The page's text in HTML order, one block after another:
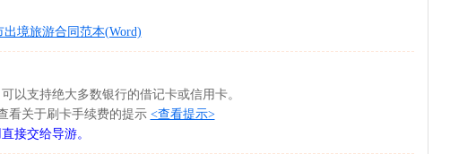
出境旅游合同范本(Word)
以支持绝大多数银行的借记卡或信用卡。
看关于刷卡手续费的提示 <查看提示>
接交给导游。